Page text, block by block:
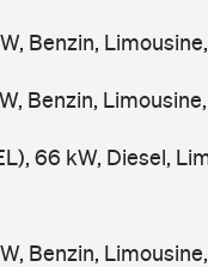
Benzin,
Benzin,
66 kW, Diesel,
Benzin,